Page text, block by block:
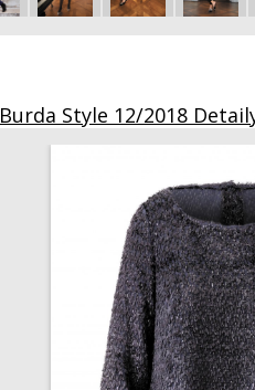
Burda Style 12/2018